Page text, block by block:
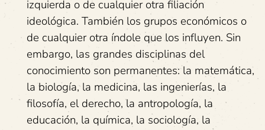
izquierda o de cualquier otra filiación
ideológica. También los grupos económicos o
de cualquier otra índole que los influyen. Sin
embargo, las grandes disciplinas del
conocimiento son permanentes: la matemática,
la biología, la medicina, las ingenierías, la
filosofía, el derecho, la antropología, la
educación, la química, la sociología, la